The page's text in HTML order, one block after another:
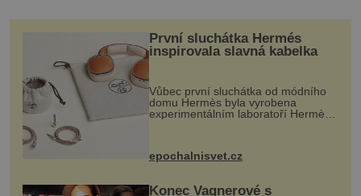
První sluchátka Hermés
inspirovala slavná kabelka
Vůbec první sluchátka od módního
domu Hermès byla vyrobena
experimentálním laboratoří Hermès
kovový...
epochalnisvet.cz
Konec Vagnerové s